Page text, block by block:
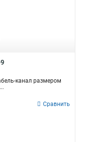
канал размером
Сравнить